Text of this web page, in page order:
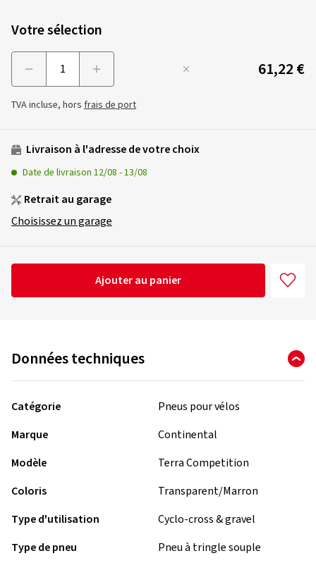
Votre sélection
61,22 €
TVA incluse, hors frais de port
Livraison à l'adresse de votre choix
Date de livraison 12/08 -13/08
Retrait au garage
Choisissez un garage
Ajouter au panier
Données techniques
Catégorie
Pneus pour vélos
Marque
Continental
Modèle
Terra Competition
Coloris
Transparent/Marron
Type d'utilisation
Cyclo-cross & gravel
Type de pneu
Pneu à tringle souple